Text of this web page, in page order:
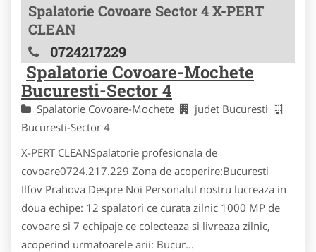
Spalatorie Covoare Sector 4 X-PERT
CLEAN
0724217229
Spalatorie Covoare-Mochete
Bucuresti-Sector 4
Spalatorie Covoare-Mochete
judet Bucuresti
Bucuresti-Sector 4
X-PERT CLEANSpalatorie profesionala de
covoare0724.217.229 Zona de acoperire:Bucuresti
Ilfov Prahova Despre Noi Personalul nostru lucreaza in
doua echipe: 12 spalatori ce curata zilnic 1000 MP de
covoare si 7 echipaje ce colecteaza si livreaza zilnic,
acoperind urmatoarele arii: Bucur...